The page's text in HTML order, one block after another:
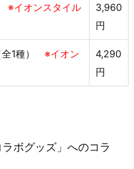
※イオンスタイル
3,960
円
全1種） ※イオン
4,290
円
ボグッズ」へのコラ